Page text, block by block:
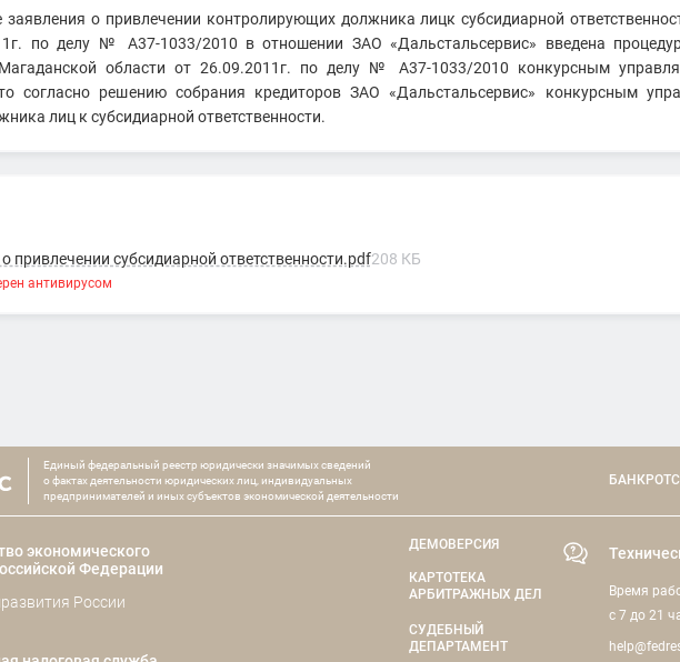
заявления о привлечении контролирующих должника лицк субсидиарной
по делу № А37-1033/2010 в отношении ЗАО «Дальстальсервис» введена
области от 26.09.2011г. по делу № А37-1033/2010 конкурсным
согласно решению собрания кредиторов ЗАО «Дальстальсервис» конкурсным
лиц к субсидиарной ответственности.
привлечении субсидиарной ответственности.pdf208 КБ
антивирусом
Единый федеральный реестр юридически значимых сведений
о фактах деятельности юридических лиц, индивидуальных
предпринимателей и иных субъектов экономической деятельности
экономического
Федерации
России
ДЕМОВЕРСИЯ
КАРТОТЕКА
АРБИТРАЖНЫХ ДЕЛ
СУДЕБНЫЙ
ДЕПАРТАМЕНТ
Время
с 7 до 21